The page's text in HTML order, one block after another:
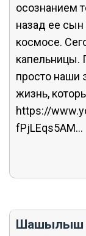
осознанием
назад ее сын
космосе.
капельницы.
просто наши
жизнь,
https://
fPjLEqs5AM...
Шашылыш